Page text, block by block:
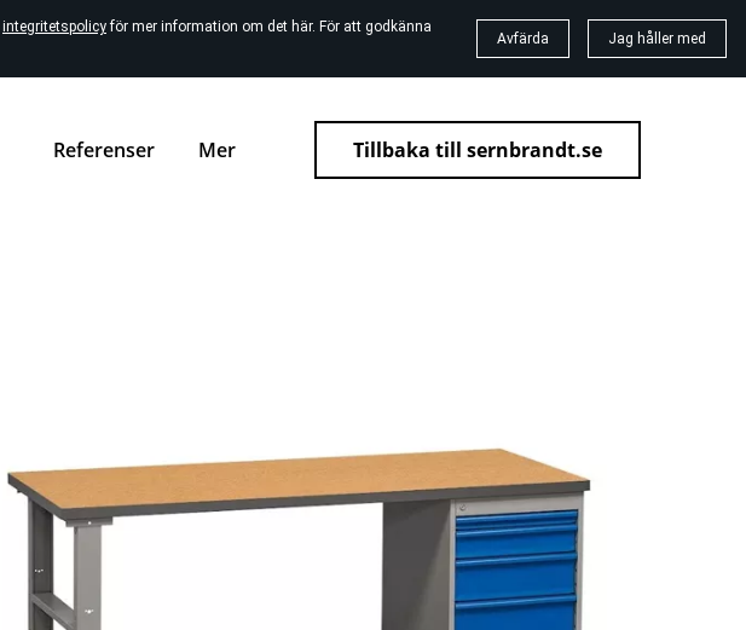
integritetspolicyför mer information om det här. För att godkänna
Avfärda Jag håller med
Referenser Mer Tillbaka till sernbrandt.se